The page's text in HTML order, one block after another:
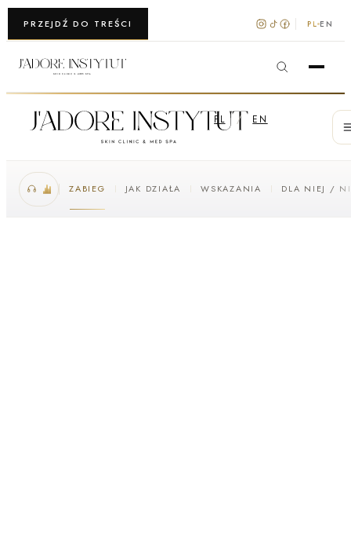
PRZEJDŹ DO TREŚCI
WARSZAWA · KRAKÓW PL EN
PL / EN
ZABIEG JAK DZIAŁA WSKAZANIA DLA NIEJ /